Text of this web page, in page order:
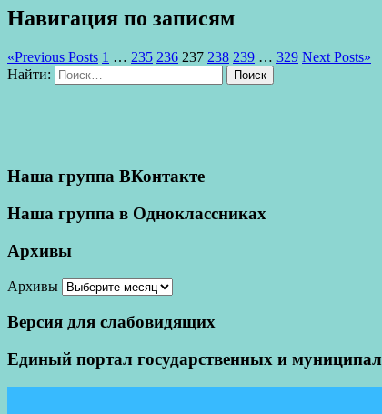
Навигация по записям
«Previous Posts 1 … 235 236 237 238 239 … 329 Next Posts»
Найти:
Поиск
Наша группа ВКонтакте
Наша группа в Одноклассниках
Архивы
Архивы
Версия для слабовидящих
Единый портал государственных и